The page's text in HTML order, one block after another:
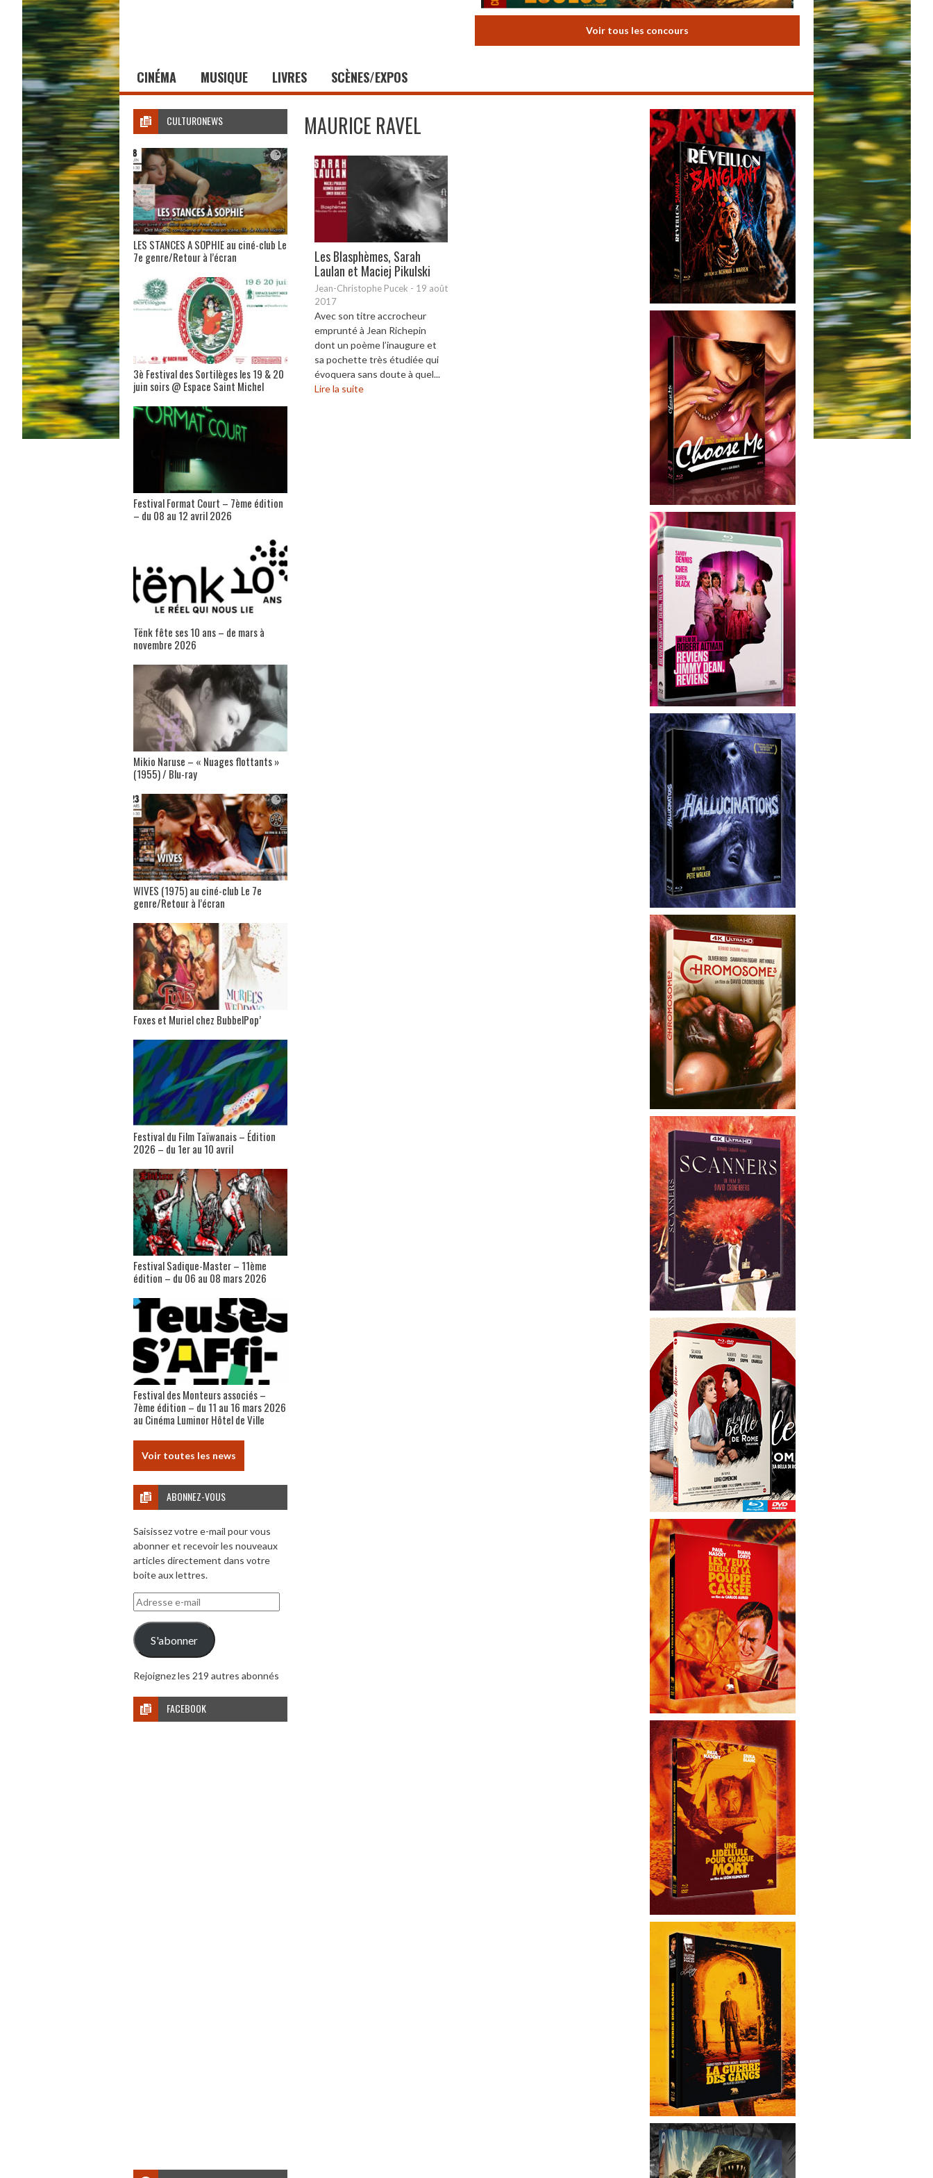
Voir tous les concours
CINÉMA MUSIQUE LIVRES SCÈNES/EXPOS
MAURICE RAVEL
Les Blasphèmes, Sarah
Laulan et Maciej Pikulski
Jean-Christophe Pucek - 19 août
2017
Avec son titre accrocheur
emprunté à Jean Richepin
dont un poème l’inaugure et
sa pochette très étudiée qui
évoquera sans doute à quel...
Lire la suite
CULTURONEWS
LES STANCES A SOPHIE au ciné-club Le
7e genre/Retour à l’écran
3è Festival des Sortilèges les 19 & 20
juin soirs @ Espace Saint Michel
Festival Format Court – 7ème édition
– du 08 au 12 avril 2026
Tënk fête ses 10 ans – de mars à
novembre 2026
Mikio Naruse – « Nuages flottants »
(1955) / Blu-ray
WIVES (1975) au ciné-club Le 7e
genre/Retour à l’écran
Foxes et Muriel chez BubbelPop’
Festival du Film Taïwanais – Édition
2026 – du 1er au 10 avril
Festival Sadique-Master – 11ème
édition – du 06 au 08 mars 2026
Festival des Monteurs associés –
7ème édition – du 11 au 16 mars 2026
au Cinéma Luminor Hôtel de Ville
Voir toutes les news
ABONNEZ-VOUS
Saisissez votre e-mail pour vous
abonner et recevoir les nouveaux
articles directement dans votre
boite aux lettres.
Adresse
e-
mail
S'abonner
Rejoignez les 219 autres abonnés
FACEBOOK